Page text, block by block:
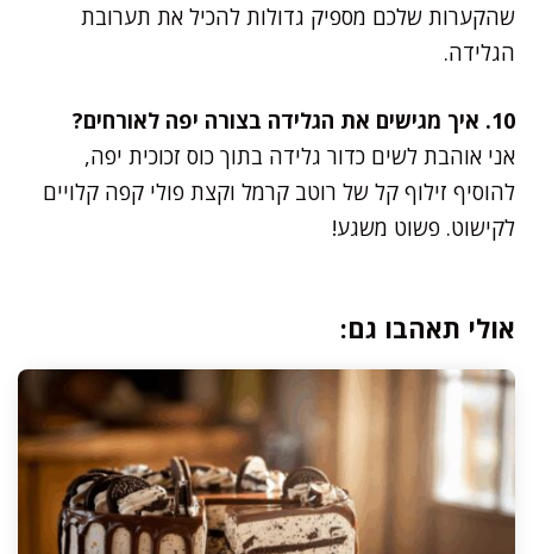
שהקערות שלכם מספיק גדולות להכיל את תערובת
הגלידה.
10. איך מגישים את הגלידה בצורה יפה לאורחים?
אני אוהבת לשים כדור גלידה בתוך כוס זכוכית יפה,
להוסיף זילוף קל של רוטב קרמל וקצת פולי קפה קלויים
לקישוט. פשוט משגע!
אולי תאהבו גם: